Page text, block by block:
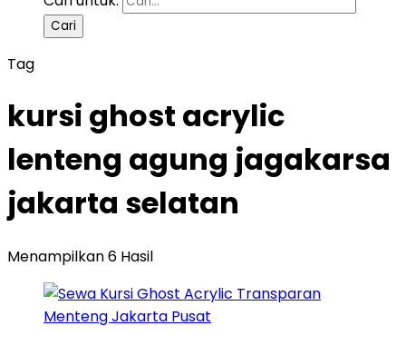
Tag
kursi ghost acrylic
lenteng agung jagakarsa
jakarta selatan
Menampilkan 6 Hasil